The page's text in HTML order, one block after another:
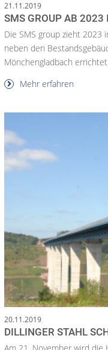
21.11.2019
SMS GROUP AB 2023
Die SMS group zieht 2023
neben den
Mönchengladbach errichtet.
Mehr erfahren
20.11.2019
DILLINGER STAHL